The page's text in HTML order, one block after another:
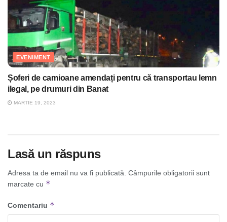
EVENIMENT
Șoferi de camioane amendați pentru că transportau lemn
ilegal, pe drumuri din Banat
MARTIE 19, 2023
Lasă un răspuns
Adresa ta de email nu va fi publicată. Câmpurile obligatorii sunt
marcate cu *
Comentariu *